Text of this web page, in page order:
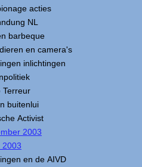
acties
NL
barbeque
en camera's
inlichtingen
Terreur
buitenlui
Activist
2003
2003
en de AIVD